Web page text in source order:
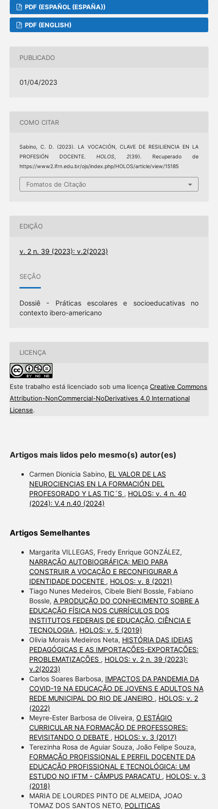
PDF (ESPAÑOL (ESPAÑA))
PDF (ENGLISH)
PUBLICADO
01/04/2023
COMO CITAR
Sabino, C. D. (2023). LA VOCACIÓN, CLAVE DE RESILIENCIA EN LA
PROFESIÓN DOCENTE. HOLOS,2(39). Recuperado de
https://www2.ifrn.edu.br/ojs/index.php/HOLOS/article/view/15185
Fomatos de Citação
EDIÇÃO
v. 2 n. 39 (2023): v.2(2023)
SEÇÃO
Dossiê - Práticas escolares e socioeducativas no
contexto ibero-americano
LICENÇA
Este trabalho está licenciado sob uma licença Creative Commons
Attribution-NonCommercial-NoDerivatives 4.0 International
License.
Artigos mais lidos pelo mesmo(s) autor(es)
Carmen Dionicia Sabino, EL VALOR DE LAS
NEUROCIENCIAS EN LA FORMACIÓN DEL
PROFESORADO Y LAS TIC´S , HOLOS: v. 4 n. 40
(2024): V.4 n.40 (2024)
Artigos Semelhantes
Margarita VILLEGAS, Fredy Enrique GONZÁLEZ,
NARRAÇÃO AUTOBIOGRÁFICA: MEIO PARA
CONSTRUIR A VOCAÇÃO E RECONFIGURAR A
IDENTIDADE DOCENTE , HOLOS: v. 8 (2021)
Tiago Nunes Medeiros, Cibele Biehl Bossle, Fabiano
Bossle, A PRODUÇÃO DO CONHECIMENTO SOBRE A
EDUCAÇÃO FÍSICA NOS CURRÍCULOS DOS
INSTITUTOS FEDERAIS DE EDUCAÇÃO, CIÊNCIA E
TECNOLOGIA , HOLOS: v. 5 (2019)
Olivia Morais Medeiros Neta, HISTÓRIA DAS IDEIAS
PEDAGÓGICAS E AS IMPORTAÇÕES-EXPORTAÇÕES:
PROBLEMATIZAÇÕES , HOLOS: v. 2 n. 39 (2023):
v.2(2023)
Carlos Soares Barbosa, IMPACTOS DA PANDEMIA DA
COVID-19 NA EDUCAÇÃO DE JOVENS E ADULTOS NA
REDE MUNICIPAL DO RIO DE JANEIRO , HOLOS: v. 2
(2022)
Meyre-Ester Barbosa de Oliveira, O ESTÁGIO
CURRICULAR NA FORMAÇÃO DE PROFESSORES:
REVISITANDO O DEBATE , HOLOS: v. 3 (2017)
Terezinha Rosa de Aguiar Souza, João Felipe Souza,
FORMAÇÃO PROFISSIONAL E PERFIL DOCENTE DA
EDUCAÇÃO PROFISSIONAL E TECNOLÓGICA: UM
ESTUDO NO IFTM - CÂMPUS PARACATU , HOLOS: v. 3
(2018)
MARIA DE LOURDES PINTO DE ALMEIDA, JOAO
TOMAZ DOS SANTOS NETO, POLITICAS